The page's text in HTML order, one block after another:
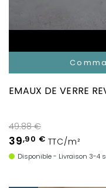
EMAUX DE VERRE
49.88 €
39,90 € TTC/m²
Disponible - Livraison 3-4